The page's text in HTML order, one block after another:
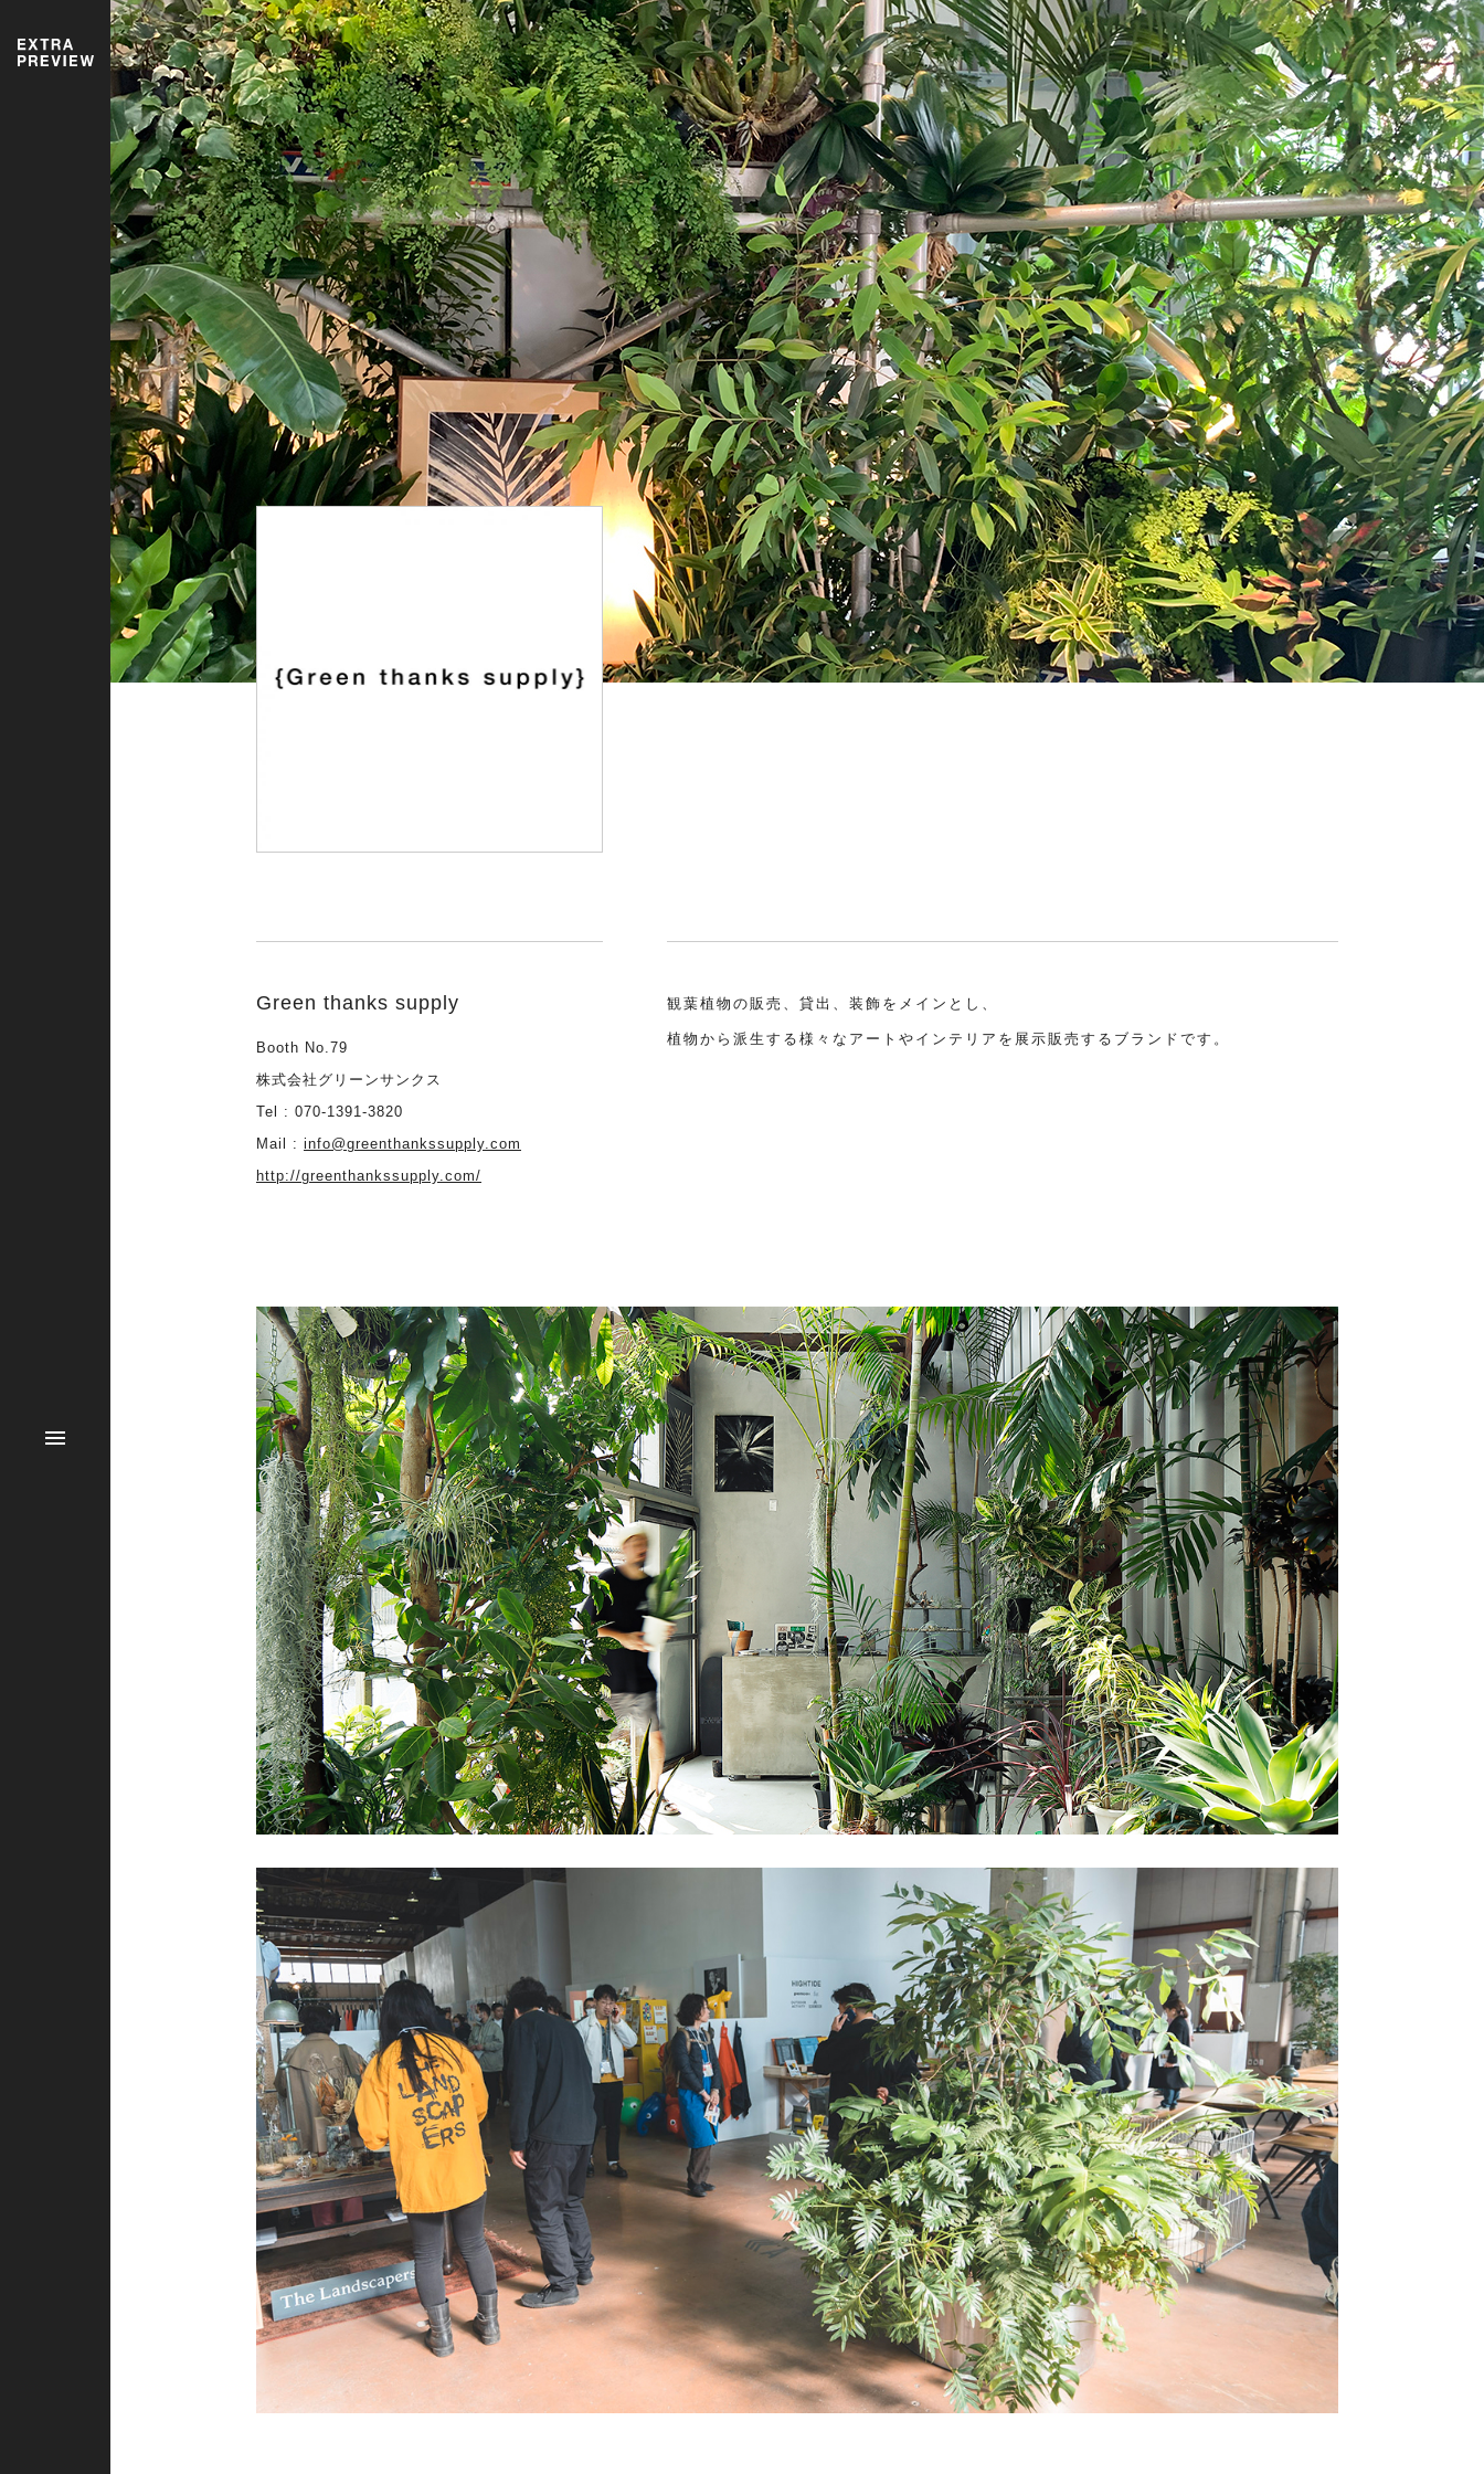
Green thanks supply
Booth No.79
株式会社グリーンサンクス
Tel : 070-1391-3820
Mail : info@greenthankssupply.com
http://greenthankssupply.com/
観葉植物の販売、貸出、装飾をメインとし、
植物から派生する様々なアートやインテリアを展示販売するブランドです。